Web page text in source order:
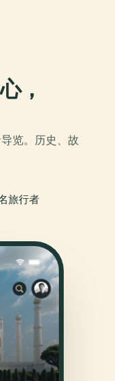
，
览。历史、故
旅行者